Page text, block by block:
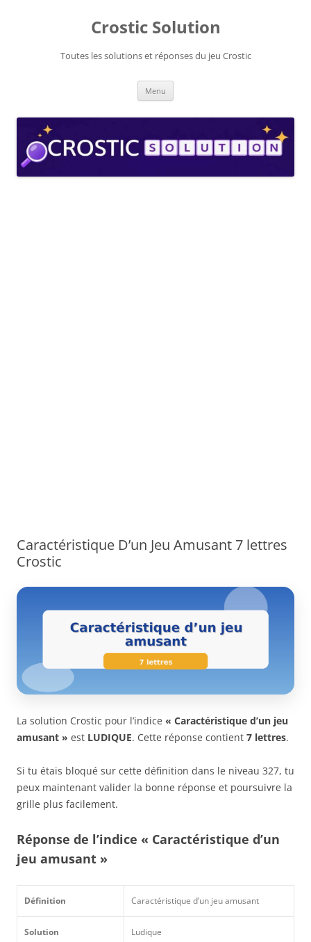
Crostic Solution
Toutes les solutions et réponses du jeu Crostic
Menu
Caractéristique D’un Jeu Amusant 7 lettres
Crostic
La solution Crostic pour l’indice « Caractéristique d’un jeu
amusant » est LUDIQUE. Cette réponse contient 7 lettres.
Si tu étais bloqué sur cette définition dans le niveau 327, tu
peux maintenant valider la bonne réponse et poursuivre la
grille plus facilement.
Réponse de l’indice « Caractéristique d’un
jeu amusant »
Définition Caractéristique d’un jeu amusant
Solution Ludique